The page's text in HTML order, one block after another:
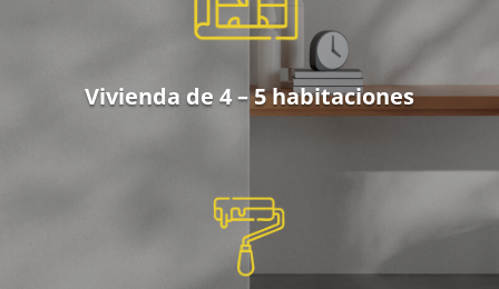
Vivienda de 4 – 5 habitaciones